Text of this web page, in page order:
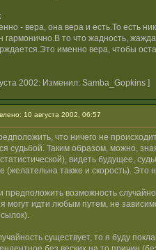
- вера, она вера и есть.То есть
гармонично.В то что жадность,
именно вера, чтобы
2002: Изменил: Samba_Gopkins ]
10 августа 2002, 06:57
что ничего не
судьбой. Таким образом, можно,
видеть будущее,
(желательна также и скорость). Это
предположить возможность
могут идти любым путем, не
существует, то я буду